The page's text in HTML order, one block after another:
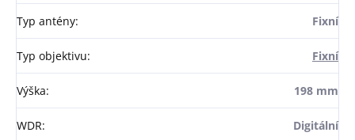
Typ antény: Fixní
Typ objektivu: Fixní
Výška: 198 mm
WDR: Digitální